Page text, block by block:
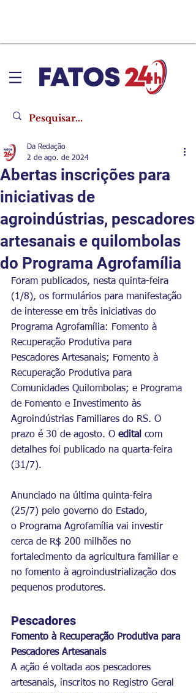
Abertas inscrições para
iniciativas de
agroindústrias, pescadores
artesanais e quilombolas
do Programa Agrofamília
Da Redação
2 de ago. de 2024
Foram publicados, nesta quinta-feira
(1/8), os formulários para manifestação
de interesse em três iniciativas do
Programa Agrofamília: Fomento à
Recuperação Produtiva para
Pescadores Artesanais; Fomento à
Recuperação Produtiva para
Comunidades Quilombolas; e Programa
de Fomento e Investimento às
Agroindústrias Familiares do RS. O
prazo é 30 de agosto. O edital com
detalhes foi publicado na quarta-feira
(31/7).
Anunciado na última quinta-feira
(25/7) pelo governo do Estado,
o Programa Agrofamília vai investir
cerca de R$ 200 milhões no
fortalecimento da agricultura familiar e
no fomento à agroindustrialização dos
pequenos produtores.
Pescadores
Fomento à Recuperação Produtiva para
Pescadores Artesanais
A ação é voltada aos pescadores
artesanais, inscritos no Registro Geral